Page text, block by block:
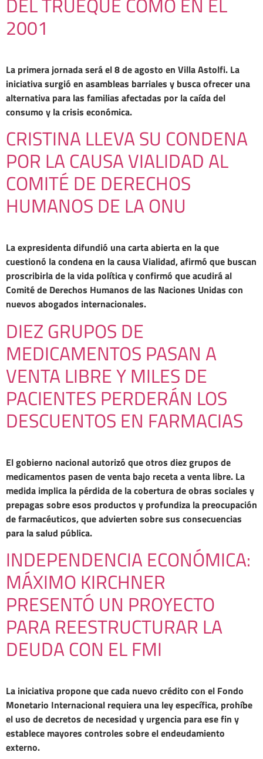
2001
La primera jornada será el 8 de agosto en Villa Astolfi. La
iniciativa surgió en asambleas barriales y busca ofrecer una
alternativa para las familias afectadas por la caída del
consumo y la crisis económica.
CRISTINA LLEVA SU CONDENA
POR LA CAUSA VIALIDAD AL
COMITÉ DE DERECHOS
HUMANOS DE LA ONU
La expresidenta difundió una carta abierta en la que
cuestionó la condena en la causa Vialidad, afirmó que buscan
proscribirla de la vida política y confirmó que acudirá al
Comité de Derechos Humanos de las Naciones Unidas con
nuevos abogados internacionales.
DIEZ GRUPOS DE
MEDICAMENTOS PASAN A
VENTA LIBRE Y MILES DE
PACIENTES PERDERÁN LOS
DESCUENTOS EN FARMACIAS
El gobierno nacional autorizó que otros diez grupos de
medicamentos pasen de venta bajo receta a venta libre. La
medida implica la pérdida de la cobertura de obras sociales y
prepagas sobre esos productos y profundiza la preocupación
de farmacéuticos, que advierten sobre sus consecuencias
para la salud pública.
INDEPENDENCIA ECONÓMICA:
MÁXIMO KIRCHNER
PRESENTÓ UN PROYECTO
PARA REESTRUCTURAR LA
DEUDA CON EL FMI
La iniciativa propone que cada nuevo crédito con el Fondo
Monetario Internacional requiera una ley específica, prohíbe
el uso de decretos de necesidad y urgencia para ese fin y
establece mayores controles sobre el endeudamiento
externo.